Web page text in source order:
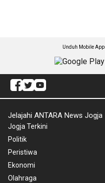
Unduh Mobile
Jelajahi ANTARA News Jogja
Jogja Terkini
Politik
Peristiwa
Ekonomi
Olahraga